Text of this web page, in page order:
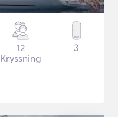
12
Kryssning
3